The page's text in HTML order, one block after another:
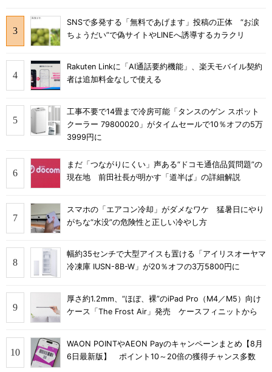
SNSで多発する「無料であげます」投稿の正体 “お涙
ちょうだい”で偽サイトやLINEへ誘導するカラクリ
Rakuten Linkに「AI通話要約機能」、楽天モバイル契約
者は追加料金なしで使える
工事不要で14畳まで冷房可能「タンスのゲン スポット
クーラー 79800020」がタイムセールで10％オフの5万
3999円に
まだ「つながりにくい」声ある“ドコモ通信品質問題”の
現在地 前田社長が明かす「道半ば」の詳細解説
スマホの「エアコン冷却」がダメなワケ 猛暑日にやり
がちな“水没”の危険性と正しい冷やし方
幅約35センチで大型アイスも置ける「アイリスオーヤマ
冷凍庫 IUSN-8B-W」が20％オフの3万5800円に
厚さ約1.2mm、“ほぼ、裸”のiPad Pro（M4／M5）向け
ケース「The Frost Air」発売 ケースフィニットから
WAON POINTやAEON Payのキャンペーンまとめ【8月
6日最新版】 ポイント10～20倍の獲得チャンス多数